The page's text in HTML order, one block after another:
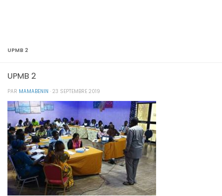
UPMB 2
UPMB 2
PAR MAMABENIN · 23 SEPTEMBRE 2019